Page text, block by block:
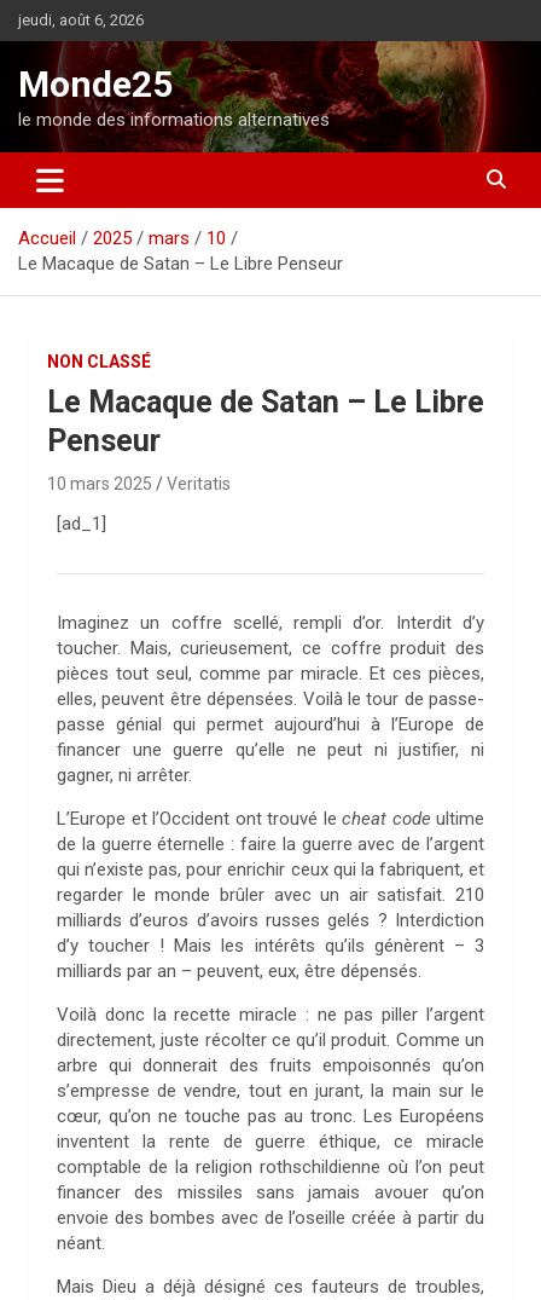
l
o
e
jeudi, août 6, 2026
Monde25
le monde des informations alternatives
Accueil 2025 mars
10
Le Macaque de Satan – Le Libre Penseur
NON CLASSÉ
Le Macaque de Satan – Le Libre
Penseur
10 mars 2025 Veritatis
[ad_1]
Imaginez un coffre scellé, rempli d’or. Interdit d’y
toucher. Mais, curieusement, ce coffre produit des
pièces tout seul, comme par miracle. Et ces pièces,
elles, peuvent être dépensées. Voilà le tour de passe-
passe génial qui permet aujourd’hui à l’Europe de
financer une guerre qu’elle ne peut ni justifier, ni
gagner, ni arrêter.
L’Europe et l’Occident ont trouvé le cheat code ultime
de la guerre éternelle : faire la guerre avec de l’argent
qui n’existe pas, pour enrichir ceux qui la fabriquent, et
regarder le monde brûler avec un air satisfait. 210
milliards d’euros d’avoirs russes gelés ? Interdiction
d’y toucher ! Mais les intérêts qu’ils génèrent – 3
milliards par an – peuvent, eux, être dépensés.
Voilà donc la recette miracle : ne pas piller l’argent
directement, juste récolter ce qu’il produit. Comme un
arbre qui donnerait des fruits empoisonnés qu’on
s’empresse de vendre, tout en jurant, la main sur le
cœur, qu’on ne touche pas au tronc. Les Européens
inventent la rente de guerre éthique, ce miracle
comptable de la religion rothschildienne où l’on peut
financer des missiles sans jamais avouer qu’on
envoie des bombes avec de l’oseille créée à partir du
néant.
Mais Dieu a déjà désigné ces fauteurs de troubles,